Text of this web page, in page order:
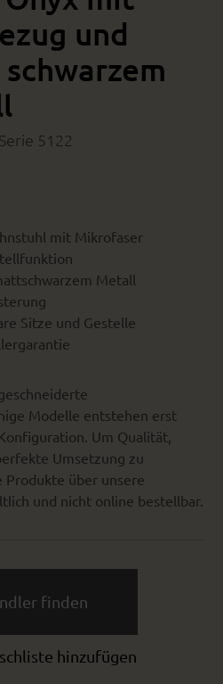
und
5122
mit Mikrofaser
Metall
Sitze und Gestelle
Modelle entstehen erst
Um Qualität,
Umsetzung zu
Produkte über unsere
und nicht online bestellbar.
finden
hinzufügen